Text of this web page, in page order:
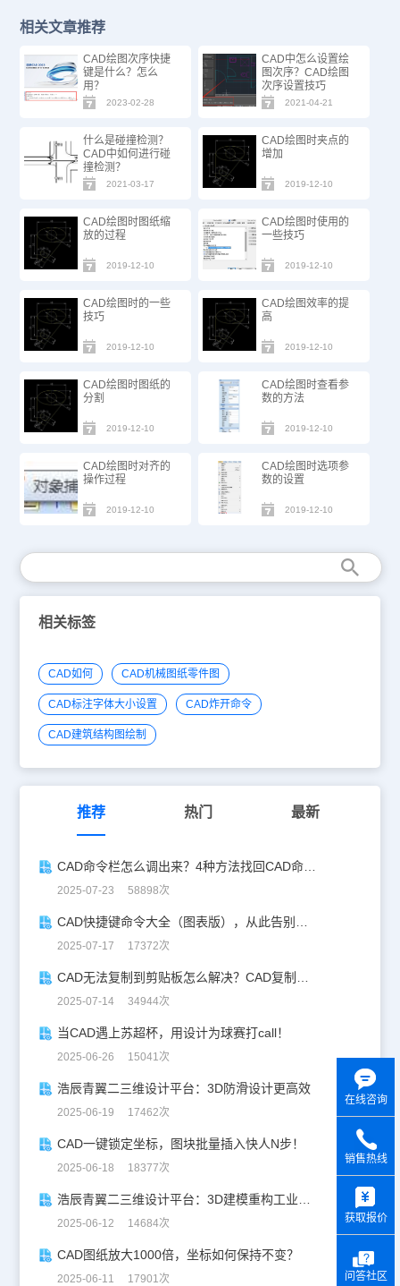
相关文章推荐
CAD绘图次序快捷
键是什么？怎么
用？
2023-02-28
CAD中怎么设置绘
图次序？CAD绘图
次序设置技巧
2021-04-21
什么是碰撞检测？
CAD中如何进行碰
撞检测？
2021-03-17
CAD绘图时夹点的
增加
2019-12-10
CAD绘图时图纸缩
放的过程
2019-12-10
CAD绘图时使用的
一些技巧
2019-12-10
CAD绘图时的一些
技巧
2019-12-10
CAD绘图效率的提
高
2019-12-10
CAD绘图时图纸的
分割
2019-12-10
CAD绘图时查看参
数的方法
2019-12-10
CAD绘图时对齐的
操作过程
2019-12-10
CAD绘图时选项参
数的设置
2019-12-10
相关标签
CAD如何 CAD机械图纸零件图
CAD标注字体大小设置 CAD炸开命令
CAD建筑结构图绘制
推荐 热门 最新
CAD命令栏怎么调出来？4种方法找回CAD命令栏
2025-07-23 58898次
2025-07-17 17372次
2025-07-14 34944次
当CAD遇上苏超杯，用设计为球赛打call！
2025-06-26 15041次
浩辰青翼二三维设计平台：3D防滑设计更高效
2025-06-19 17462次
CAD一键锁定坐标，图块批量插入快人N步！
2025-06-18 18377次
2025-06-12 14684次
CAD图纸放大1000倍，坐标如何保持不变？
2025-06-11 17901次
在线咨询
销售热线
获取报价
问答社区